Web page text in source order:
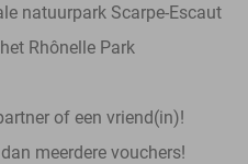
natuurpark Scarpe-Escaut
Rhônelle Park
of een vriend(in)!
meerdere vouchers!